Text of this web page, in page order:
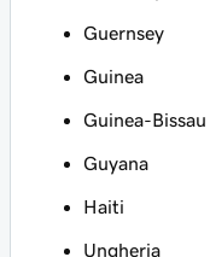
Guernsey
Guinea
Guinea-Bissau
Guyana
Haiti
Ungheria